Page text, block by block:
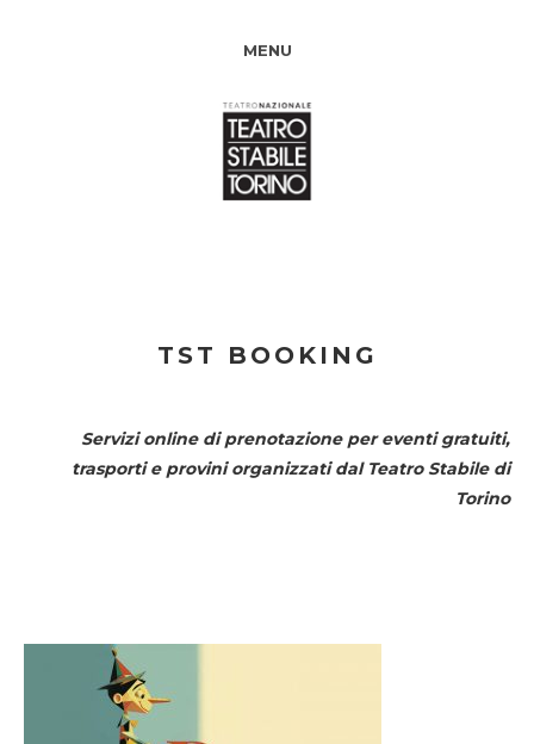
MENU
TST BOOKING
Servizi online di prenotazione per eventi gratuiti,
trasporti e provini organizzati dal Teatro Stabile di
Torino